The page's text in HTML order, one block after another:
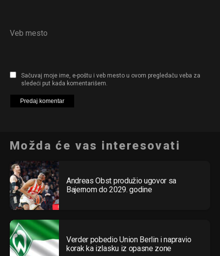
Veb mesto
Sačuvaj moje ime, e-poštu i veb mesto u ovom pregledaču veba za
sledeći put kada komentarišem.
Možda će vas interesovati
Andreas Obst produžio ugovor sa
Bajernom do 2029. godine
Verder pobedio Union Berlin i napravio
korak ka izlasku iz opasne zone